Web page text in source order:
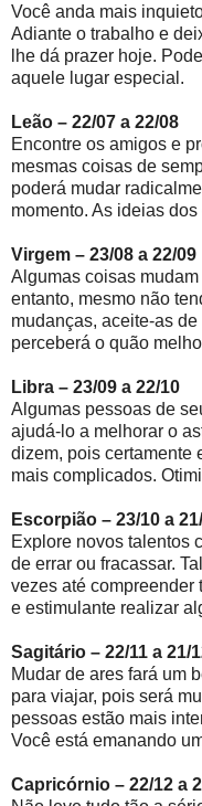
Você anda mais
Adiante o trabalho e
lhe dá prazer hoje.
aquele lugar especial.
Leão – 22/07 a 22/08
Encontre os amigos e
mesmas coisas de
poderá mudar
momento. As ideias
Virgem – 23/08 a
Algumas coisas
entanto, mesmo não
mudanças, aceite-as
perceberá o quão
Libra – 23/09 a 22/10
Algumas pessoas de
ajudá-lo a melhorar o
dizem, pois certamente
mais complicados.
Escorpião – 23/10 a
Explore novos talentos
de errar ou fracassar.
vezes até compreender
e estimulante realizar
Sagitário – 22/11 a 21/
Mudar de ares fará um
para viajar, pois será
pessoas estão mais
Você está emanando
Capricórnio – 22/12 a